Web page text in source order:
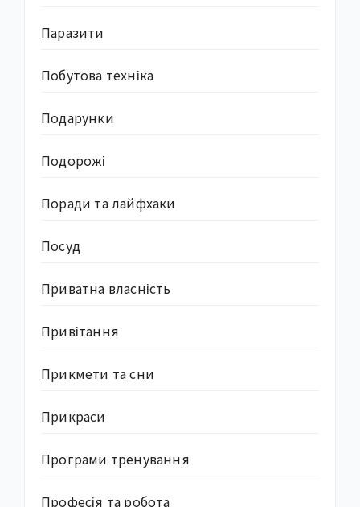
Паразити
Побутова техніка
Подарунки
Подорожі
Поради та лайфхаки
Посуд
Приватна власність
Привітання
Прикмети та сни
Прикраси
Програми тренування
Професія та робота